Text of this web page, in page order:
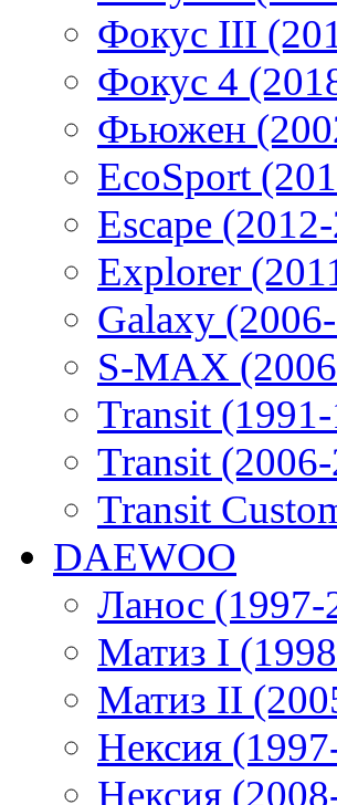
Фокус III
Фокус 4
Фьюжен
EcoSport
Escape
Explorer
Galaxy
S-MAX
Transit
Transit
Transit
DAEWOO
Ланос (1997-
Матиз I
Матиз II
Нексия
Нексия